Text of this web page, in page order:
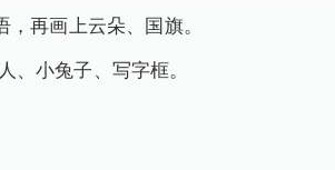
再画上云朵、国旗。
、小兔子、写字框。